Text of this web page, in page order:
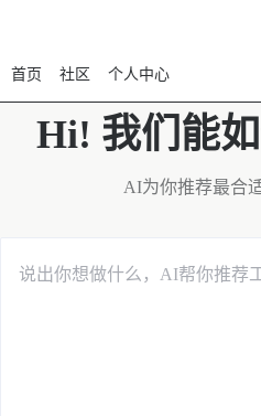
首页 社区 个人中心
Hi! 我们能如
AI为你推荐最合
说出你想做什么，AI帮你推荐